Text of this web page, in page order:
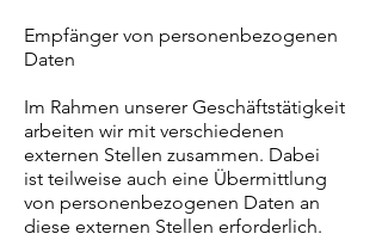
Empfänger von personenbezogenen
Daten
Im Rahmen unserer Geschäftstätigkeit
arbeiten wir mit verschiedenen
externen Stellen zusammen. Dabei
ist teilweise auch eine Übermittlung
von personenbezogenen Daten an
diese externen Stellen erforderlich.